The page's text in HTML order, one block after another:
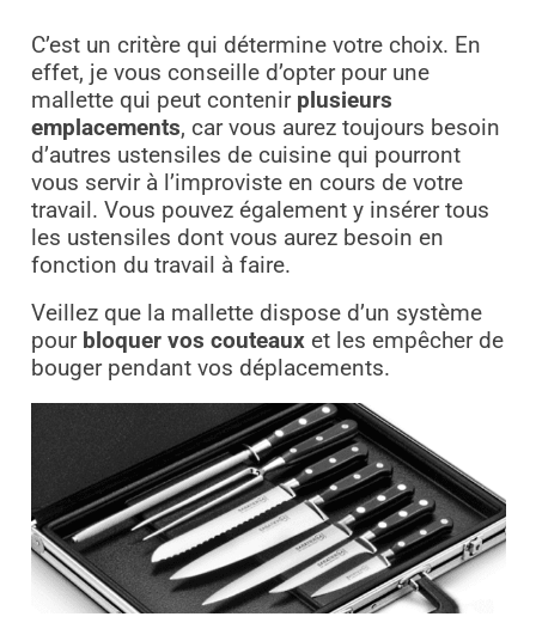
C’est un critère qui détermine votre choix. En
effet, je vous conseille d’opter pour une
mallette qui peut contenir plusieurs
emplacements, car vous aurez toujours besoin
d’autres ustensiles de cuisine qui pourront
vous servir à l’improviste en cours de votre
travail. Vous pouvez également y insérer tous
les ustensiles dont vous aurez besoin en
fonction du travail à faire.
Veillez que la mallette dispose d’un système
pour bloquer vos couteauxet les empêcher de
bouger pendant vos déplacements.